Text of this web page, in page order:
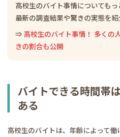
高校生のバイト事情についても
最新の調査結果や驚きの実態を紹
⇒ 高校生のバイト事情！ 多くの
きの割合も公開
バイトできる時間帯
ある
高校生のバイトは、年齢によって